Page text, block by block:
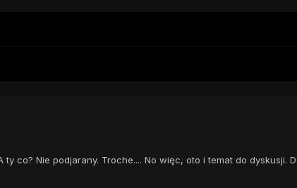
co? Nie podjarany. Troche.... No więc, oto i temat do dyskusji.